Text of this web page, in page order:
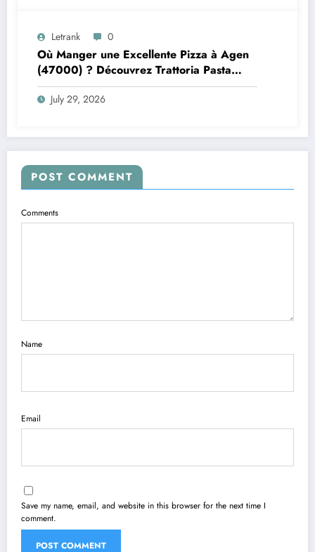
Letrank 0
Où Manger une Excellente Pizza à Agen
(47000) ? Découvrez Trattoria Pasta
Pizza Brax
July 29, 2026
POST COMMENT
Comments
Name
Email
Save my name, email, and website in this browser for the next time I
comment.